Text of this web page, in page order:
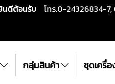
นดีต้อนรับ โทร.0-24326834-
กลุ่มสินค้า ชุดเครื่